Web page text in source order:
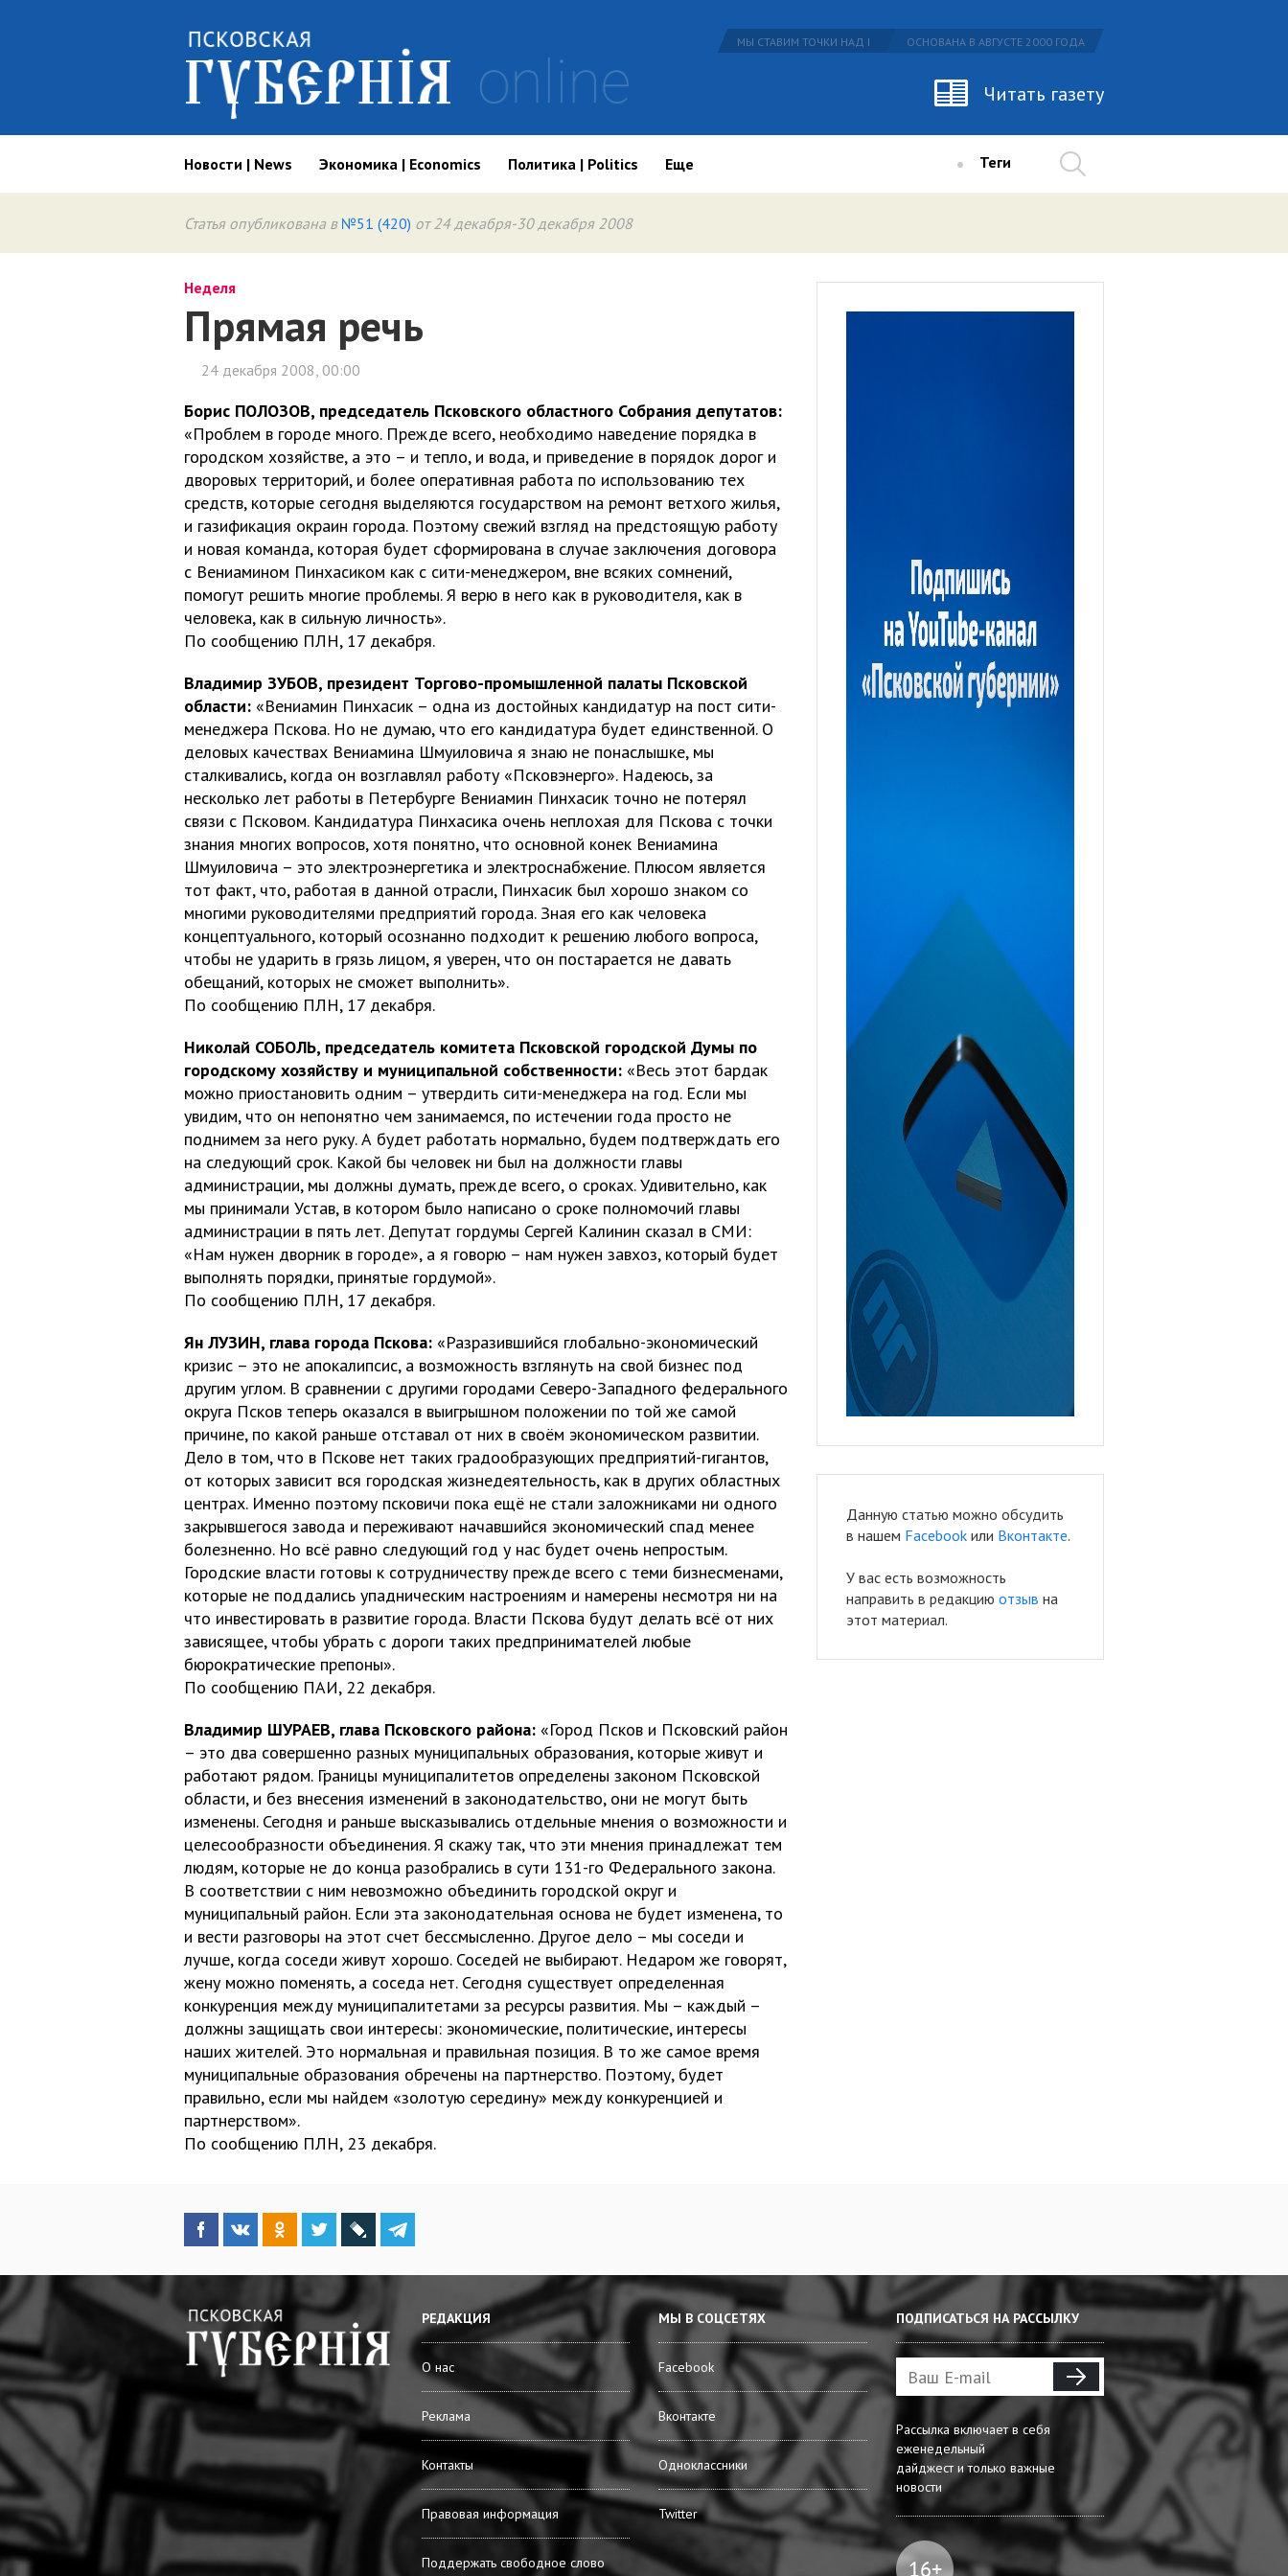
МЫ СТАВИМ ТОЧКИ НАД I ОСНОВАНА В АВГУСТЕ 2000 ГОДА
Читать газету
Новости | News Экономика | Economics Политика | Politics Еще Теги
Статья опубликована в №51 (420) от 24 декабря-30 декабря 2008
Неделя
Прямая речь
24 декабря 2008, 00:00
Борис ПОЛОЗОВ, председатель Псковского областного Собрания депутатов:
«Проблем в городе много. Прежде всего, необходимо наведение порядка в
городском хозяйстве, а это – и тепло, и вода, и приведение в порядок дорог и
дворовых территорий, и более оперативная работа по использованию тех
средств, которые сегодня выделяются государством на ремонт ветхого жилья,
и газификация окраин города. Поэтому свежий взгляд на предстоящую работу
и новая команда, которая будет сформирована в случае заключения договора
с Вениамином Пинхасиком как с сити-менеджером, вне всяких сомнений,
помогут решить многие проблемы. Я верю в него как в руководителя, как в
человека, как в сильную личность».
По сообщению ПЛН, 17 декабря.
Владимир ЗУБОВ, президент Торгово-промышленной палаты Псковской
области: «Вениамин Пинхасик – одна из достойных кандидатур на пост сити-
менеджера Пскова. Но не думаю, что его кандидатура будет единственной. О
деловых качествах Вениамина Шмуиловича я знаю не понаслышке, мы
сталкивались, когда он возглавлял работу «Псковэнерго». Надеюсь, за
несколько лет работы в Петербурге Вениамин Пинхасик точно не потерял
связи с Псковом. Кандидатура Пинхасика очень неплохая для Пскова с точки
знания многих вопросов, хотя понятно, что основной конек Вениамина
Шмуиловича – это электроэнергетика и электроснабжение. Плюсом является
тот факт, что, работая в данной отрасли, Пинхасик был хорошо знаком со
многими руководителями предприятий города. Зная его как человека
концептуального, который осознанно подходит к решению любого вопроса,
чтобы не ударить в грязь лицом, я уверен, что он постарается не давать
обещаний, которых не сможет выполнить».
По сообщению ПЛН, 17 декабря.
Николай СОБОЛЬ, председатель комитета Псковской городской Думы по
городскому хозяйству и муниципальной собственности: «Весь этот бардак
можно приостановить одним – утвердить сити-менеджера на год. Если мы
увидим, что он непонятно чем занимаемся, по истечении года просто не
поднимем за него руку. А будет работать нормально, будем подтверждать его
на следующий срок. Какой бы человек ни был на должности главы
администрации, мы должны думать, прежде всего, о сроках. Удивительно, как
мы принимали Устав, в котором было написано о сроке полномочий главы
администрации в пять лет. Депутат гордумы Сергей Калинин сказал в СМИ:
«Нам нужен дворник в городе», а я говорю – нам нужен завхоз, который будет
выполнять порядки, принятые гордумой».
По сообщению ПЛН, 17 декабря.
Ян ЛУЗИН, глава города Пскова: «Разразившийся глобально-экономический
кризис – это не апокалипсис, а возможность взглянуть на свой бизнес под
другим углом. В сравнении с другими городами Северо-Западного федерального
округа Псков теперь оказался в выигрышном положении по той же самой
причине, по какой раньше отставал от них в своём экономическом развитии.
Дело в том, что в Пскове нет таких градообразующих предприятий-гигантов,
от которых зависит вся городская жизнедеятельность, как в других областных
центрах. Именно поэтому псковичи пока ещё не стали заложниками ни одного
закрывшегося завода и переживают начавшийся экономический спад менее
болезненно. Но всё равно следующий год у нас будет очень непростым.
Городские власти готовы к сотрудничеству прежде всего с теми бизнесменами,
которые не поддались упадническим настроениям и намерены несмотря ни на
что инвестировать в развитие города. Власти Пскова будут делать всё от них
зависящее, чтобы убрать с дороги таких предпринимателей любые
бюрократические препоны».
По сообщению ПАИ, 22 декабря.
Владимир ШУРАЕВ, глава Псковского района: «Город Псков и Псковский район
– это два совершенно разных муниципальных образования, которые живут и
работают рядом. Границы муниципалитетов определены законом Псковской
области, и без внесения изменений в законодательство, они не могут быть
изменены. Сегодня и раньше высказывались отдельные мнения о возможности и
целесообразности объединения. Я скажу так, что эти мнения принадлежат тем
людям, которые не до конца разобрались в сути 131-го Федерального закона.
В соответствии с ним невозможно объединить городской округ и
муниципальный район. Если эта законодательная основа не будет изменена, то
и вести разговоры на этот счет бессмысленно. Другое дело – мы соседи и
лучше, когда соседи живут хорошо. Соседей не выбирают. Недаром же говорят,
жену можно поменять, а соседа нет. Сегодня существует определенная
конкуренция между муниципалитетами за ресурсы развития. Мы – каждый –
должны защищать свои интересы: экономические, политические, интересы
наших жителей. Это нормальная и правильная позиция. В то же самое время
муниципальные образования обречены на партнерство. Поэтому, будет
правильно, если мы найдем «золотую середину» между конкуренцией и
партнерством».
По сообщению ПЛН, 23 декабря.
Данную статью можно обсудить
в нашем Facebook или Вконтакте.
У вас есть возможность
направить в редакцию отзыв на
этот материал.
РЕДАКЦИЯ
О нас
Реклама
Контакты
Правовая информация
Поддержать свободное слово
МЫ В СОЦСЕТЯХ
Facebook
Вконтакте
Одноклассники
Twitter
ПОДПИСАТЬСЯ НА РАССЫЛКУ
Рассылка включает в себя
еженедельный
дайджест и только важные
новости